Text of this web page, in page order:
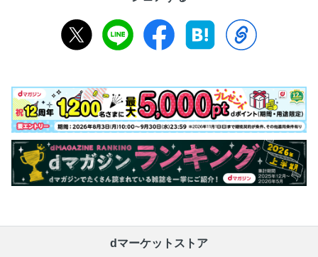
dマーケットストア